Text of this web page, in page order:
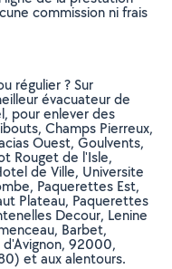
commission ni frais
régulier ? Sur
évacuateur de
pour enlever des
Champs Pierreux,
Ouest, Goulvents,
Rouget de l'Isle,
de Ville, Universite
Paquerettes Est,
Plateau, Paquerettes
Decour, Lenine
Barbet,
92000,
et aux alentours.